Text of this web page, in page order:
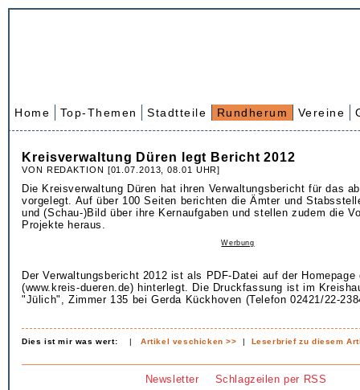
Home Top-Themen Stadtteile Rundherum Vereine
Kreisverwaltung Düren legt Bericht 2012
VON REDAKTION [01.07.2013, 08.01 UHR]
Die Kreisverwaltung Düren hat ihren Verwaltungsbericht für das
vorgelegt. Auf über 100 Seiten berichten die Ämter und
und (Schau-)Bild über ihre Kernaufgaben und stellen zudem die
Projekte heraus.
Werbung
Der Verwaltungsbericht 2012 ist als PDF-Datei auf der
(www.kreis-dueren.de) hinterlegt. Die Druckfassung ist im
"Jülich", Zimmer 135 bei Gerda Kückhoven (Telefon 02421/22-
Dies ist mir was wert: |Artikel veschicken >> | Leserbrief zu diesem
Newsletter Schlagzeilen per RSS